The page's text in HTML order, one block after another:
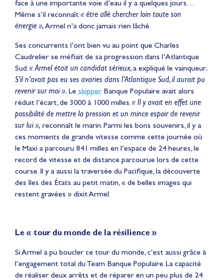
face à une importante voie d’eau il y a quelques jours…
Même s’il reconnaît « être allé chercher loin toute son
énergie »,Armel n’a donc jamais rien lâché.
Ses concurrents l’ont bien vu au point que Charles
Caudrelier se méfiait de sa progression dans l’Atlantique
Sud.« Armel était un candidat sérieux,a expliqué le vainqueur.
S’il n’avait pas eu ses avaries dans l’Atlantique Sud, il aurait pu
revenir sur moi ». Le skipper Banque Populaire avait alors
réduit l’écart, de 3000 à 1000 milles.« Il y avait en effet une
possibilité de mettre la pression et un mince espoir de revenir
sur lui », reconnaît le marin. Parmi les bons souvenirs, il y a
ces moments de grande vitesse comme cette journée où
le Maxi a parcouru 841 milles en l’espace de 24 heures, le
record de vitesse et de distance parcourue lors de cette
course. Il y a aussi la traversée du Pacifique, la découverte
des îles des États au petit matin, « de belles images qui
restent gravées » dixit Armel.
Le « tour du monde de la résilience »
Si Armel a pu boucler ce tour du monde, c’est aussi grâce à
l’engagement total du Team Banque Populaire. La capacité
de réaliser deux arrêts et de réparer en un peu plus de 24